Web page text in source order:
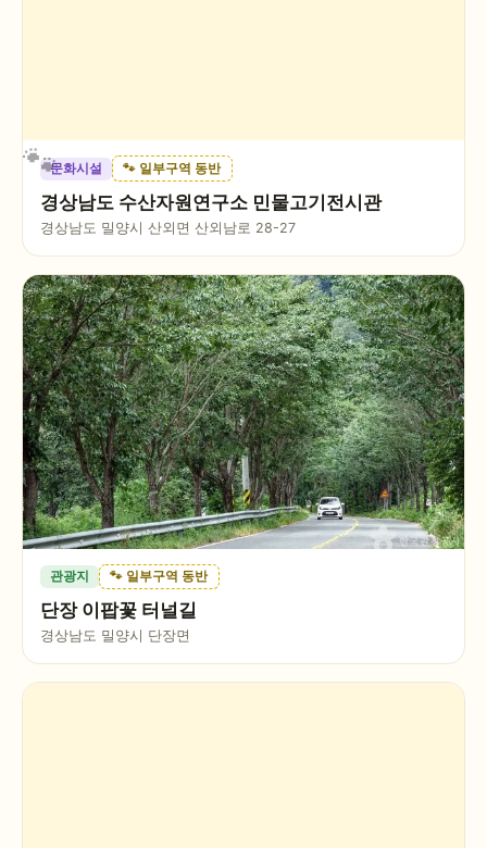
문화시설 🐾 일부구역 동반
경상남도 수산자원연구소 민물고기전시관
경상남도 밀양시 산외면 산외남로 28-27
관광지 🐾 일부구역 동반
단장 이팝꽃 터널길
경상남도 밀양시 단장면